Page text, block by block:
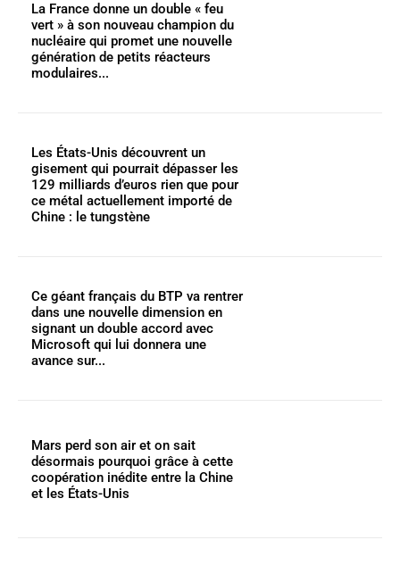
La France donne un double « feu
vert » à son nouveau champion du
nucléaire qui promet une nouvelle
génération de petits réacteurs
modulaires...
Les États-Unis découvrent un
gisement qui pourrait dépasser les
129 milliards d’euros rien que pour
ce métal actuellement importé de
Chine : le tungstène
Ce géant français du BTP va rentrer
dans une nouvelle dimension en
signant un double accord avec
Microsoft qui lui donnera une
avance sur...
Mars perd son air et on sait
désormais pourquoi grâce à cette
coopération inédite entre la Chine
et les États-Unis